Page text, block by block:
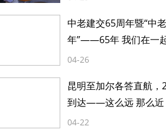
中老建交65周年暨“中
年”——65年 我们在一
04-26
昆明至加尔各答直航，
到达——这么远 那么近
04-22